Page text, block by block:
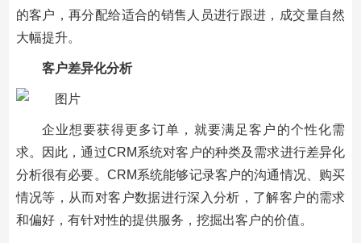
的客户，再分配给适合的销售人员进行跟进，成交量自然
大幅提升。
客户差异化分析
企业想要获得更多订单，就要满足客户的个性化需
求。因此，通过CRM系统对客户的种类及需求进行差异化
分析很有必要。CRM系统能够记录客户的沟通情况、购买
情况等，从而对客户数据进行深入分析，了解客户的需求
和偏好，有针对性的提供服务，挖掘出客户的价值。